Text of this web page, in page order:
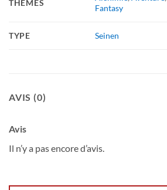
THÈMES
Fantasy
TYPE Seinen
AVIS (0)
Avis
Il n’y a pas encore d’avis.